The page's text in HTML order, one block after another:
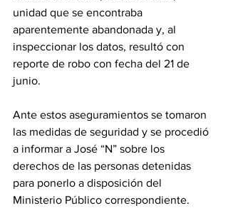
unidad que se encontraba
aparentemente abandonada y, al
inspeccionar los datos, resultó con
reporte de robo con fecha del 21 de
junio.
Ante estos aseguramientos se tomaron
las medidas de seguridad y se procedió
a informar a José “N” sobre los
derechos de las personas detenidas
para ponerlo a disposición del
Ministerio Público correspondiente.